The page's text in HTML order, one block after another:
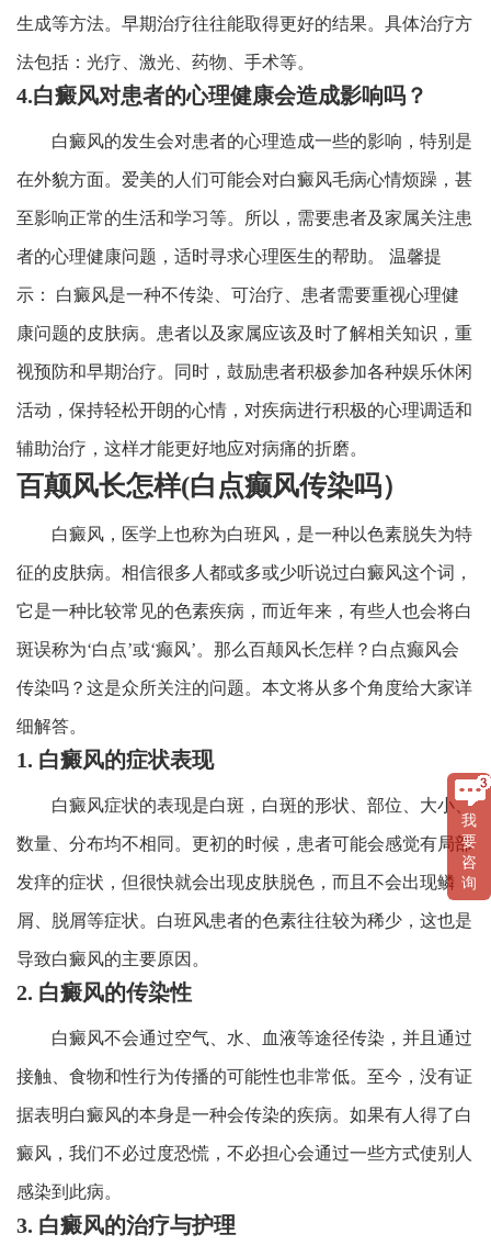
生成等方法。早期治疗往往能取得更好的结果。具体治疗方
法包括：光疗、激光、药物、手术等。
4.白癜风对患者的心理健康会造成影响吗？
白癜风的发生会对患者的心理造成一些的影响，特别是
在外貌方面。爱美的人们可能会对白癜风毛病心情烦躁，甚
至影响正常的生活和学习等。所以，需要患者及家属关注患
者的心理健康问题，适时寻求心理医生的帮助。 温馨提
示： 白癜风是一种不传染、可治疗、患者需要重视心理健
康问题的皮肤病。患者以及家属应该及时了解相关知识，重
视预防和早期治疗。同时，鼓励患者积极参加各种娱乐休闲
活动，保持轻松开朗的心情，对疾病进行积极的心理调适和
辅助治疗，这样才能更好地应对病痛的折磨。
百颠风长怎样(白点癫风传染吗）
白癜风，医学上也称为白班风，是一种以色素脱失为特
征的皮肤病。相信很多人都或多或少听说过白癜风这个词，
它是一种比较常见的色素疾病，而近年来，有些人也会将白
斑误称为‘白点’或‘癫风’。那么百颠风长怎样？白点癫风会
传染吗？这是众所关注的问题。本文将从多个角度给大家详
细解答。
1. 白癜风的症状表现
白癜风症状的表现是白斑，白斑的形状、部位、大小、
数量、分布均不相同。更初的时候，患者可能会感觉有局部
发痒的症状，但很快就会出现皮肤脱色，而且不会出现鳞
屑、脱屑等症状。白班风患者的色素往往较为稀少，这也是
导致白癜风的主要原因。
2. 白癜风的传染性
白癜风不会通过空气、水、血液等途径传染，并且通过
接触、食物和性行为传播的可能性也非常低。至今，没有证
据表明白癜风的本身是一种会传染的疾病。如果有人得了白
癜风，我们不必过度恐慌，不必担心会通过一些方式使别人
感染到此病。
3. 白癜风的治疗与护理
我
要
咨
询